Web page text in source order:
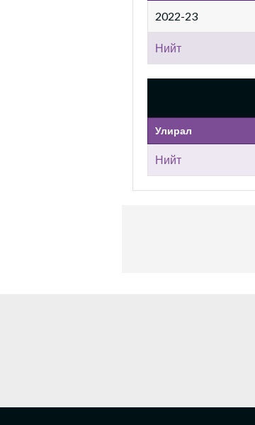
2022-23
Нийт
Улирал
Нийт